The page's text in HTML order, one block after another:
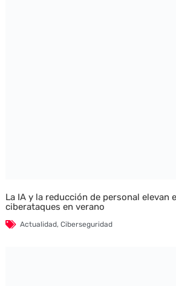
La IA y la reducción de personal elevan
ciberataques en verano
Actualidad, Ciberseguridad